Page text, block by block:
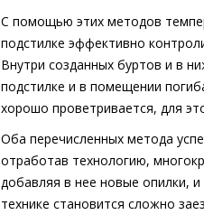
С помощью этих методов
подстилке эффективно
Внутри созданных буртов и в
подстилке и в помещении
хорошо проветривается, для
Оба перечисленных метода
отработав технологию,
добавляя в нее новые опилки,
технике становится сложно